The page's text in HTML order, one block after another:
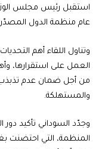
استقبل رئيس مجلس
عام منظمة الدول
وتناول اللقاء أهم
العمل على استقرارها،
من أجل ضمان عدم تذبذب
والمستهلكة.
وجدّد السوداني تأكيد
المنظمة، التي احتضنت